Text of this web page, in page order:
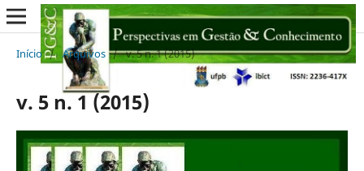
Início / Arquivos / v. 5 n. 1 (2015)
v. 5 n. 1 (2015)